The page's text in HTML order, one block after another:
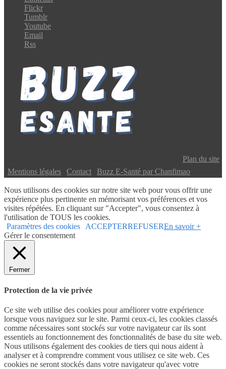
Flickr
Tumblr
Youtube
Email
Rss
Plan du site
Mentions légales Contact Buzz E-Santé par Chanfimao
Nous utilisons des cookies sur notre site web pour vous offrir une
expérience plus pertinente en mémorisant vos préférences et vos
visites répétées. En cliquant sur "Accepter", vous consentez à
l'utilisation de TOUS les cookies.
Paramètres des cookies ACCEPTERREFUSEREn savoir +
Gérer le consentement
Fermer
Protection de la vie privée
Ce site web utilise des cookies pour améliorer votre expérience
lorsque vous naviguez sur le site. Parmi ceux-ci, les cookies classés
comme nécessaires sont stockés sur votre navigateur car ils sont
essentiels au fonctionnement des fonctionnalités de base du site web.
Nous utilisons également des cookies de tiers qui nous aident à
analyser et à comprendre comment vous utilisez ce site web. Ces
cookies ne seront stockés dans votre navigateur qu'avec votre